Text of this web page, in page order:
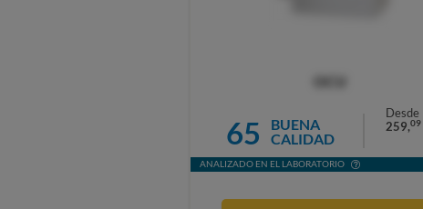
65
BUENA
CALIDAD
Desde
259,09
ANALIZADO EN EL LABORATORIO